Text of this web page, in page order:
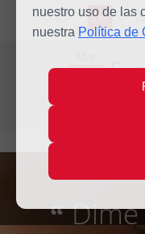
nuestro uso de las
nuestra Política de
L M X
22
“